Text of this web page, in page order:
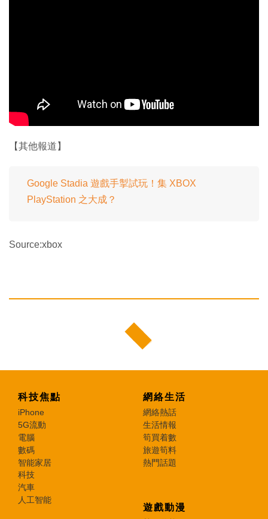
【其他報道】
Google Stadia 遊戲手掣試玩！集 XBOX
PlayStation 之大成？
Source:xbox
科技焦點
iPhone
5G流動
電腦
數碼
智能家居
科技
汽車
人工智能
網絡生活
網絡熱話
生活情報
筍買着數
旅遊筍料
熱門話題
遊戲動漫